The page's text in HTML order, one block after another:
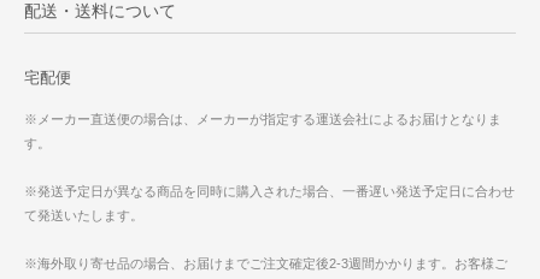
配送・送料について
宅配便
※メーカー直送便の場合は、メーカーが指定する運送会社によるお届けとなりま
す。
※発送予定日が異なる商品を同時に購入された場合、一番遅い発送予定日に合わせ
て発送いたします。
※海外取り寄せ品の場合、お届けまでご注文確定後2-3週間かかります。お客様ご